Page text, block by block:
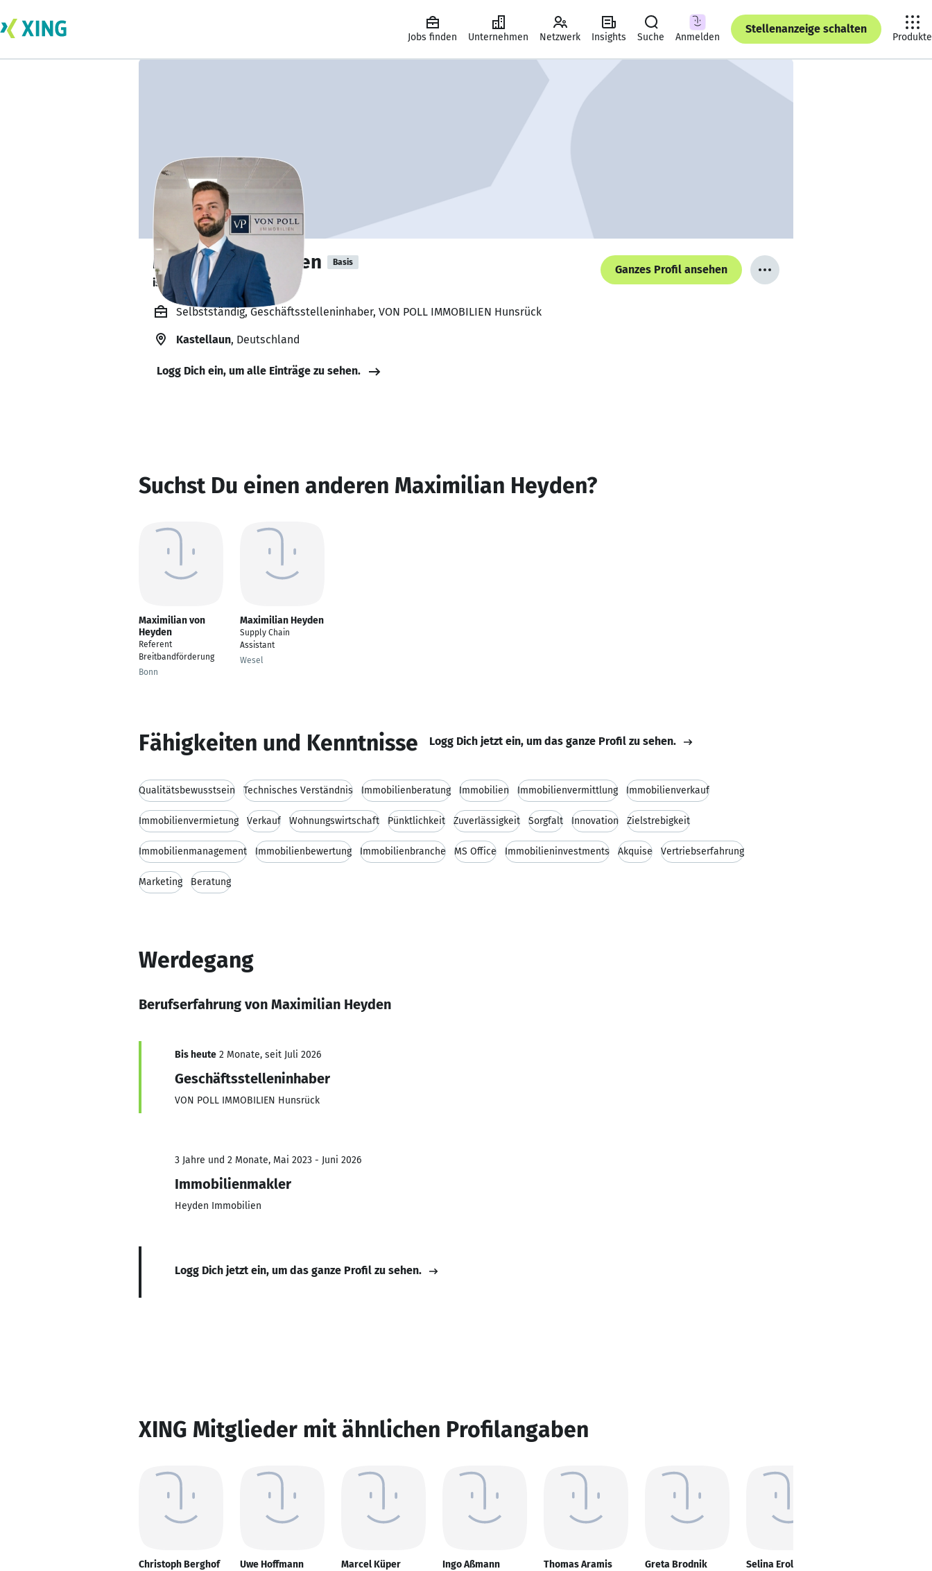
Jobs finden Unternehmen Netzwerk Insights Suche Anmelden
Stellenanzeige schalten
Produkte
Maximilian Heyden Basis
ist offen für Projekte. 🔎
Ganzes Profil ansehen
Selbstständig, Geschäftsstelleninhaber, VON POLL IMMOBILIEN Hunsrück
Kastellaun, Deutschland
Logg Dich ein, um alle Einträge zu sehen.
Suchst Du einen anderen Maximilian Heyden?
Maximilian von
Heyden
Referent
Breitbandförderung
Bonn
Maximilian Heyden
Supply Chain
Assistant
Wesel
Fähigkeiten und Kenntnisse Logg Dich jetzt ein, um das ganze Profil zu sehen.
Qualitätsbewusstsein Technisches Verständnis Immobilienberatung Immobilien Immobilienvermittlung Immobilienverkauf
Immobilienvermietung Verkauf Wohnungswirtschaft Pünktlichkeit Zuverlässigkeit Sorgfalt Innovation Zielstrebigkeit
Immobilienmanagement Immobilienbewertung Immobilienbranche MS Office Immobilieninvestments Akquise Vertriebserfahrung
Marketing Beratung
Werdegang
Berufserfahrung von Maximilian Heyden
Bis heute 2 Monate, seit Juli 2026
Geschäftsstelleninhaber
VON POLL IMMOBILIEN Hunsrück
3 Jahre und 2 Monate, Mai 2023 - Juni 2026
Immobilienmakler
Heyden Immobilien
Logg Dich jetzt ein, um das ganze Profil zu sehen.
XING Mitglieder mit ähnlichen Profilangaben
Christoph Berghof Uwe Hoffmann Marcel Küper Ingo Aßmann Thomas Aramis Greta Brodnik Selina Erol